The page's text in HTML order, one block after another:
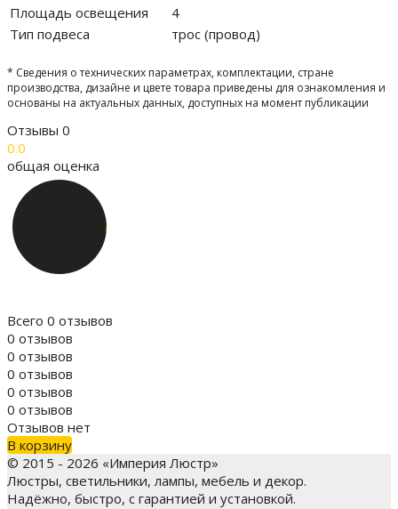
Площадь освещения
4
Тип подвеса
трос (провод)
* Сведения о технических параметрах, комплектации, стране
производства, дизайне и цвете товара приведены для ознакомления и
основаны на актуальных данных, доступных на момент публикации
Отзывы 0
0.0
общая оценка
Всего 0 отзывов
0 отзывов
0 отзывов
0 отзывов
0 отзывов
0 отзывов
Отзывов нет
В корзину
© 2015 - 2026 «Империя Люстр»
Люстры, светильники, лампы, мебель и декор.
Надёжно, быстро, с гарантией и установкой.